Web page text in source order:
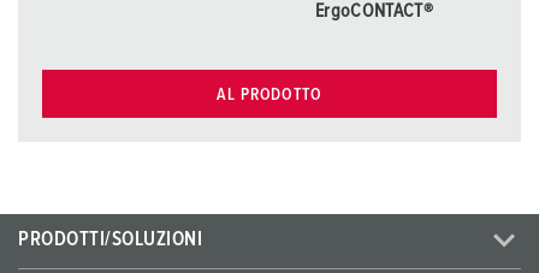
ErgoCONTACT®
AL PRODOTTO
PRODOTTI/SOLUZIONI